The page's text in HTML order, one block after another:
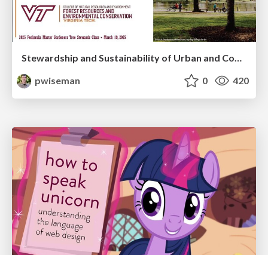
Stewardship and Sustainability of Urban and Community Forests
pwiseman
0 420